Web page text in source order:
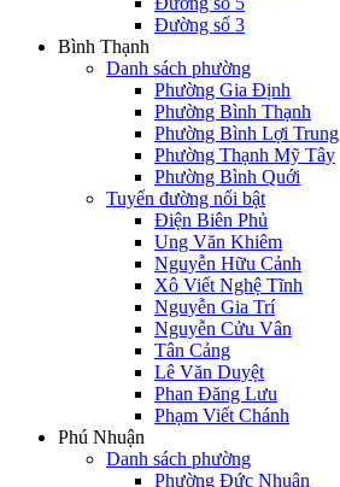
Đường số 3
Bình Thạnh
Danh sách phường
Phường Gia Định
Phường Bình Thạnh
Phường Bình Lợi Trung
Phường Thạnh Mỹ Tây
Phường Bình Quới
Tuyến đường nổi bật
Điện Biên Phủ
Ung Văn Khiêm
Nguyễn Hữu Cảnh
Xô Viết Nghệ Tĩnh
Nguyễn Gia Trí
Nguyễn Cửu Vân
Tân Cảng
Lê Văn Duyệt
Phan Đăng Lưu
Phạm Viết Chánh
Phú Nhuận
Danh sách phường
Phường Đức Nhuận